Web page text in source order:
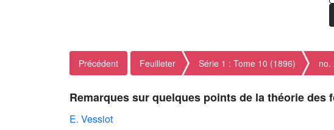
Précédent Feuilleter Série 1 : Tome 10 (1896) no.
Remarques sur quelques points de la théorie des
E. Vessiot